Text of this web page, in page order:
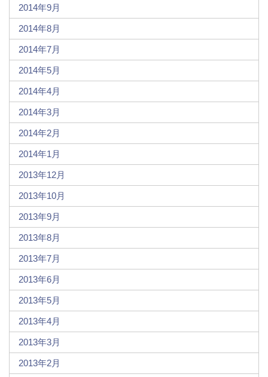
2014年9月
2014年8月
2014年7月
2014年5月
2014年4月
2014年3月
2014年2月
2014年1月
2013年12月
2013年10月
2013年9月
2013年8月
2013年7月
2013年6月
2013年5月
2013年4月
2013年3月
2013年2月